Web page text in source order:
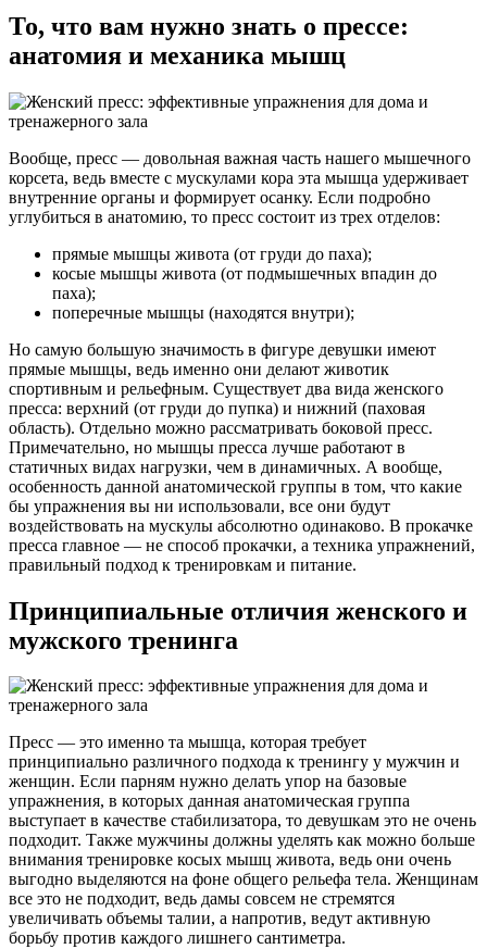
То, что вам нужно знать о прессе:
анатомия и механика мышц
Вообще, пресс — довольная важная часть нашего мышечного
корсета, ведь вместе с мускулами кора эта мышца удерживает
внутренние органы и формирует осанку. Если подробно
углубиться в анатомию, то пресс состоит из трех отделов:
прямые мышцы живота (от груди до паха);
косые мышцы живота (от подмышечных впадин до
паха);
поперечные мышцы (находятся внутри);
Но самую большую значимость в фигуре девушки имеют
прямые мышцы, ведь именно они делают животик
спортивным и рельефным. Существует два вида женского
пресса: верхний (от груди до пупка) и нижний (паховая
область). Отдельно можно рассматривать боковой пресс.
Примечательно, но мышцы пресса лучше работают в
статичных видах нагрузки, чем в динамичных. А вообще,
особенность данной анатомической группы в том, что какие
бы упражнения вы ни использовали, все они будут
воздействовать на мускулы абсолютно одинаково. В прокачке
пресса главное — не способ прокачки, а техника упражнений,
правильный подход к тренировкам и питание.
Принципиальные отличия женского и
мужского тренинга
Пресс — это именно та мышца, которая требует
принципиально различного подхода к тренингу у мужчин и
женщин. Если парням нужно делать упор на базовые
упражнения, в которых данная анатомическая группа
выступает в качестве стабилизатора, то девушкам это не очень
подходит. Также мужчины должны уделять как можно больше
внимания тренировке косых мышц живота, ведь они очень
выгодно выделяются на фоне общего рельефа тела. Женщинам
все это не подходит, ведь дамы совсем не стремятся
увеличивать объемы талии, а напротив, ведут активную
борьбу против каждого лишнего сантиметра.